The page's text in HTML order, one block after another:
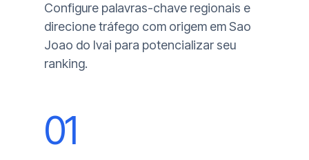
Configure palavras-chave regionais e
direcione tráfego com origem em Sao
Joao do Ivai para potencializar seu
ranking.
01